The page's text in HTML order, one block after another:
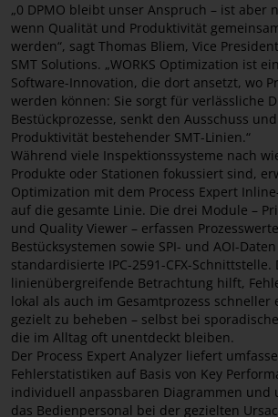
„0 DPMO bleibt unser Anspruch – ist aber
wenn Qualität und Produktivität
werden“, sagt Thomas Bliem, Vice
SMT Solutions. „WORKS Optimization ist
Software-Innovation, die dort ansetzt, wo
werden können: Sie sorgt für verlässliche
Bestückprozesse, senkt den Ausschuss
Produktivität bestehender SMT-Linien.“
Während viele Inspektionssysteme nach
Produkte oder Stationen fokussiert sind,
Optimization mit dem Process Expert
auf die gesamte Linie. Die drei Module –
und Quality Viewer – erfassen
Bestücksystemen sowie SPI- und AOI-
standardisierte IPC-2591-CFX-
linienübergreifende Betrachtung hilft,
lokal als auch im Gesamtprozess schneller
gezielt zu beheben – selbst bei
die im Alltag oft unentdeckt bleiben.
Der Process Expert Analyzer liefert
Fehlerstatistiken auf Basis von Key
individuell anpassbaren Diagrammen
das Bedienpersonal bei der gezielten